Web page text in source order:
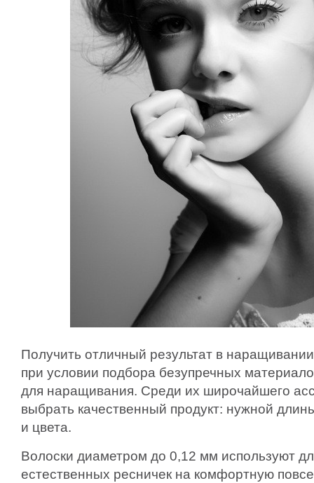
Получить отличный результат в
при условии подбора безупречных
для наращивания. Среди их широчайшего
выбрать качественный продукт: нужной
и цвета.
Волоски диаметром до 0,12 мм используют
естественных ресничек на комфортную